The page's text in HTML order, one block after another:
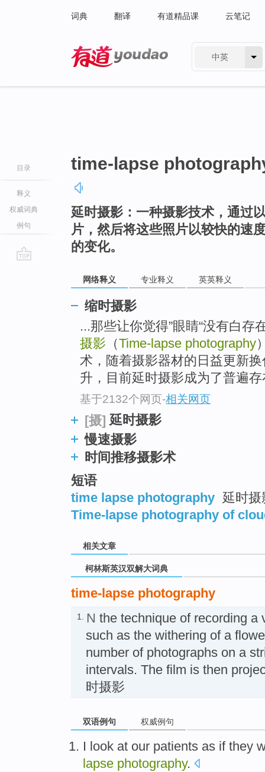
词典 翻译 有道精品课 云笔记
中英
目录
释义
权威词典
例句
time-lapse
延时摄影：一种摄影技术，通过
片，然后将这些照片以较快的速
的变化。
网络释义 专业释义 英英释义
缩时摄影
...那些让你觉得”眼睛“没有白存
摄影 （Time-lapse photography
术，随着摄影器材的日益更新
升，目前延时摄影成为了普遍
基于2132个网页-相关网页
[摄] 延时摄影
慢速摄影
时间推移摄影术
短语
time lapse photography 延时
Time-lapse photography of
相关文章
柯林斯英汉双解大词典
time-lapse photography
1. N the technique of recording a
such as the withering of a
number of photographs on a
intervals. The film is then
时摄影
双语例句 权威例句
I look at our patients as if they
lapse photography.